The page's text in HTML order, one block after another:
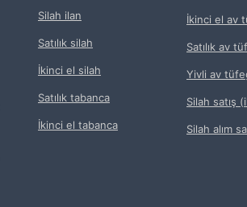
Silah ilan
Satılık silah
İkinci el silah
Satılık tabanca
İkinci el tabanca
İkinci el av
Satılık av
Yivli av
Silah satış
Silah alım